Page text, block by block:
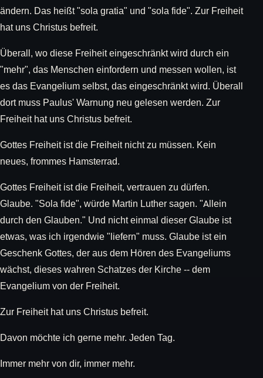
ändern. Das heißt "sola gratia" und "sola fide". Zur Freiheit
hat uns Christus befreit.
Überall, wo diese Freiheit eingeschränkt wird durch ein
"mehr", das Menschen einfordern und messen wollen, ist
es das Evangelium selbst, das eingeschränkt wird. Überall
dort muss Paulus' Warnung neu gelesen werden. Zur
Freiheit hat uns Christus befreit.
Gottes Freiheit ist die Freiheit nicht zu müssen. Kein
neues, frommes Hamsterrad.
Gottes Freiheit ist die Freiheit, vertrauen zu dürfen.
Glaube. "Sola fide", würde Martin Luther sagen. "Allein
durch den Glauben." Und nicht einmal dieser Glaube ist
etwas, was ich irgendwie "liefern" muss. Glaube ist ein
Geschenk Gottes, der aus dem Hören des Evangeliums
wächst, dieses wahren Schatzes der Kirche -- dem
Evangelium von der Freiheit.
Zur Freiheit hat uns Christus befreit.
Davon möchte ich gerne mehr. Jeden Tag.
Immer mehr von dir, immer mehr.